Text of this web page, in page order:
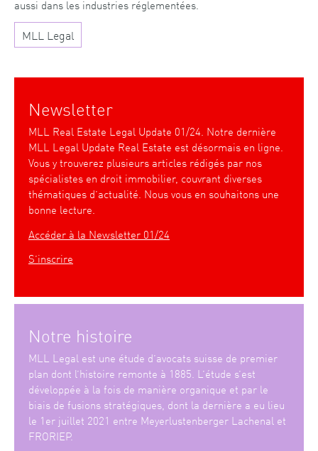
aussi dans les industries réglementées.
MLL Legal
Newsletter
MLL Real Estate Legal Update 01/24. Notre dernière
MLL Legal Update Real Estate est désormais en ligne.
Vous y trouverez plusieurs articles rédigés par nos
spécialistes en droit immobilier, couvrant diverses
thématiques d’actualité. Nous vous en souhaitons une
bonne lecture.
Accéder à la Newsletter 01/24
S’inscrire
Notre histoire
MLL Legal est une étude d’avocats suisse de premier
plan dont l’histoire remonte à 1885. L’étude s’est
développée à la fois de manière organique et par le
biais de fusions stratégiques, dont la dernière a eu lieu
le 1er juillet 2021 entre Meyerlustenberger Lachenal et
FRORIEP.